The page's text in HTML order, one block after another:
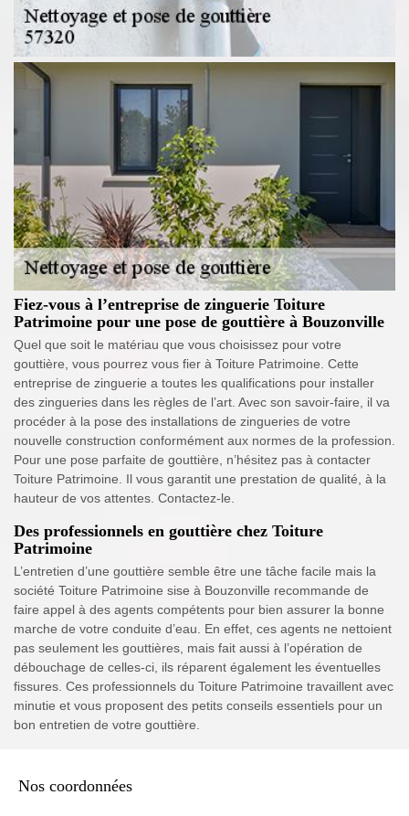
Fiez-vous à l’entreprise de zinguerie Toiture
Patrimoine pour une pose de gouttière à Bouzonville
Quel que soit le matériau que vous choisissez pour votre
gouttière, vous pourrez vous fier à Toiture Patrimoine. Cette
entreprise de zinguerie a toutes les qualifications pour installer
des zingueries dans les règles de l’art. Avec son savoir-faire, il va
procéder à la pose des installations de zingueries de votre
nouvelle construction conformément aux normes de la profession.
Pour une pose parfaite de gouttière, n’hésitez pas à contacter
Toiture Patrimoine. Il vous garantit une prestation de qualité, à la
hauteur de vos attentes. Contactez-le.
Des professionnels en gouttière chez Toiture
Patrimoine
L’entretien d’une gouttière semble être une tâche facile mais la
société Toiture Patrimoine sise à Bouzonville recommande de
faire appel à des agents compétents pour bien assurer la bonne
marche de votre conduite d’eau. En effet, ces agents ne nettoient
pas seulement les gouttières, mais fait aussi à l’opération de
débouchage de celles-ci, ils réparent également les éventuelles
fissures. Ces professionnels du Toiture Patrimoine travaillent avec
minutie et vous proposent des petits conseils essentiels pour un
bon entretien de votre gouttière.
Nos coordonnées